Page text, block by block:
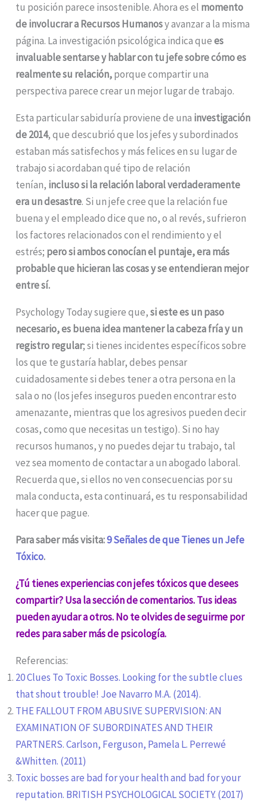
tu posición parece insostenible. Ahora es el momento
de involucrar a Recursos Humanosy avanzar a la misma
página. La investigación psicológica indica quees
invaluable sentarse y hablar con tu jefe sobre cómo es
realmente su relación,porque compartir una
perspectiva parece crear un mejor lugar de trabajo.
Esta particular sabiduría proviene de una investigación
de 2014, que descubrió que los jefes y subordinados
estaban más satisfechos y más felices en su lugar de
trabajo si acordaban qué tipo de relación
tenían, incluso si la relación laboral verdaderamente
era un desastre. Si un jefe cree que la relación fue
buena y el empleado dice que no, o al revés, sufrieron
los factores relacionados con el rendimiento y el
estrés; pero si ambos conocían el puntaje, era más
probable que hicieran las cosas y se entendieran mejor
entre sí.
Psychology Today sugiere que,si este es un paso
necesario, es buena idea mantener la cabeza fría y un
registro regular; si tienes incidentes específicos sobre
los que te gustaría hablar, debes pensar
cuidadosamente si debes tener a otra persona en la
sala o no (los jefes inseguros pueden encontrar esto
amenazante, mientras que los agresivos pueden decir
cosas, como que necesitas un testigo). Si no hay
recursos humanos, y no puedes dejar tu trabajo, tal
vez sea momento de contactar a un abogado laboral.
Recuerda que, si ellos no ven consecuencias por su
mala conducta, esta continuará, es tu responsabilidad
hacer que pague.
Para saber más visita:9 Señales de que Tienes un Jefe
Tóxico.
¿Tú tienes experiencias con jefes tóxicos que desees
compartir? Usa la sección de comentarios. Tus ideas
pueden ayudar a otros. No te olvides de seguirme por
redes para saber más de psicología.
Referencias:
20 Clues To Toxic Bosses. Looking for the subtle clues
that shout trouble! Joe Navarro M.A. (2014).
THE FALLOUT FROM ABUSIVE SUPERVISION: AN
EXAMINATION OF SUBORDINATES AND THEIR
PARTNERS. Carlson, Ferguson, Pamela L. Perrewé
&Whitten. (2011)
Toxic bosses are bad for your health and bad for your
reputation. BRITISH PSYCHOLOGICAL SOCIETY. (2017)